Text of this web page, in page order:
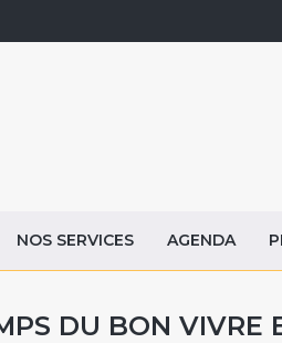
NOS SERVICES AGENDA
DU BON VIVRE